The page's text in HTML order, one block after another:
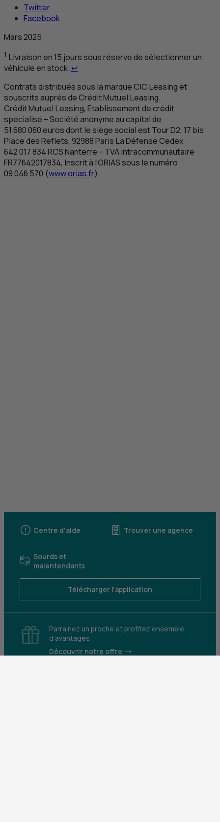
Twitter
Facebook
Mars 2025
1 Livraison en 15 jours sous réserve de sélectionner un
véhicule en stock. ↩Retour au renvoi 1
Contrats distribués sous la marqueCIC Leasing et
souscrits auprès de Crédit Mutuel Leasing.
Crédit Mutuel Leasing, Etablissement de crédit
spécialisé – Société anonyme au capital de
51 680 060 euros dont le siège social est Tour D2, 17 bis
Place des Reflets, 92988 Paris La Défense Cedex
642 017 834RCSNanterre – TVAintracommunautaire
FR77642017834, Inscrit à l’ORIAS sous le numéro
09 046 570 (www.orias.fr).
Centre d'aide Trouver une agence
Sourds et
malentendants
Télécharger l'application
Parrainez un proche et profitez ensemble
d’avantages
Découvrir notre offre